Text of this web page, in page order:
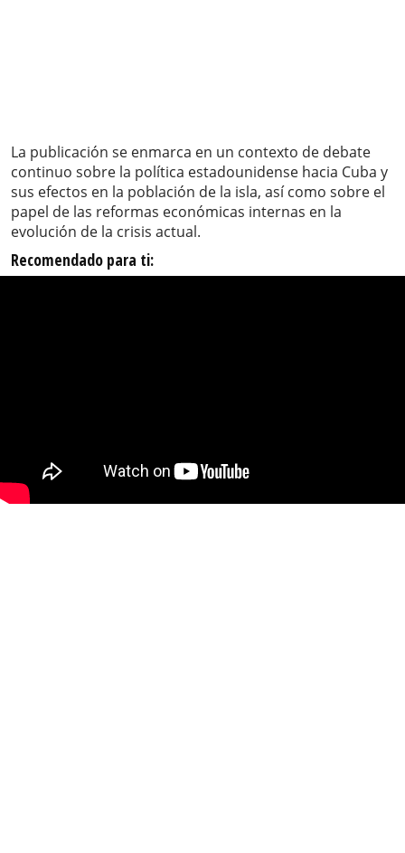
La publicación se enmarca en un contexto de debate
continuo sobre la política estadounidense hacia Cuba y
sus efectos en la población de la isla, así como sobre el
papel de las reformas económicas internas en la
evolución de la crisis actual.
Recomendado para ti: